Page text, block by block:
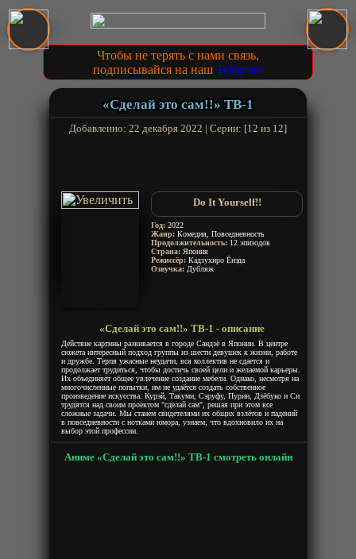
Чтобы не терять с нами связь,
подписывайся на наш Telegram
«Сделай это сам!!» ТВ-1
Добавленно: 22 декабря 2022 | Серии: [12 из 12]
Do It Yourself!!
Год: 2022
Жанр: Комедия, Повседневность
Продолжительность: 12 эпизодов
Страна: Япония
Режиссёр: Кадзухиро Ёнэда
Озвучка: Дубляж
«Сделай это сам!!» ТВ-1 - описание
Действие картины развивается в городе Сандзё в Японии. В центре
сюжета интересный подход группы из шести девушек к жизни, работе
и дружбе. Терпя ужасные неудачи, вся коллектив не сдается и
продолжает трудиться, чтобы достичь своей цели и желаемой карьеры.
Их объединяет общее увлечение создание мебели. Однако, несмотря на
многочисленные попытки, им не удаётся создать собственное
произведение искусства. Курэй, Такуми, Сэруфу, Пурин, Дзёбуко и Си
трудятся над своим проектом "сделай сам", решая при этом все
сложные задачи. Мы станем свидетелями их общих взлётов и падений
в повседневности с нотками юмора, узнаем, что вдохновило их на
выбор этой профессии.
Аниме «Сделай это сам!!» ТВ-1 смотреть онлайн